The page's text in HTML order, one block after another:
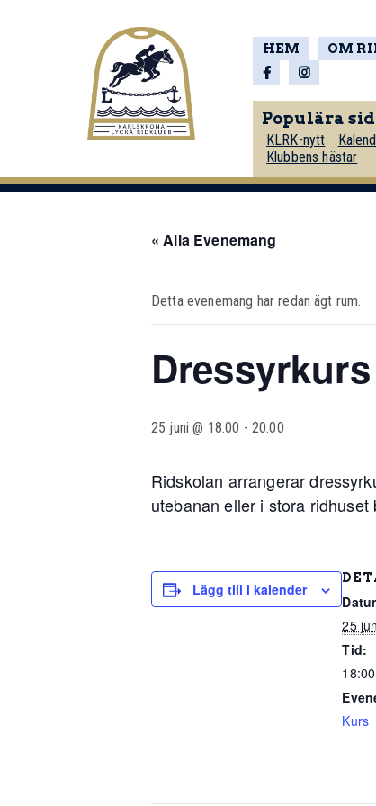
HEM OM
Populära
KLRK-nytt
Klubbens hästar
« Alla Evenemang
Detta evenemang har redan ägt rum.
Dressyrkurs
25 juni @ 18:00 - 20:00
Ridskolan arrangerar
utebanan eller i stora ridhuset
Lägg till i kalender
25
Tid:
Kurs